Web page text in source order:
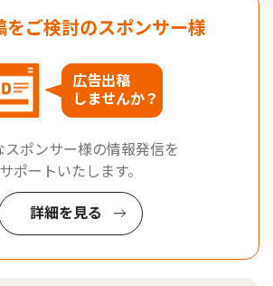
をご検討のスポンサー様
広告出稿
しませんか？
スポンサー様の情報発信を
サポートいたします。
詳細を見る